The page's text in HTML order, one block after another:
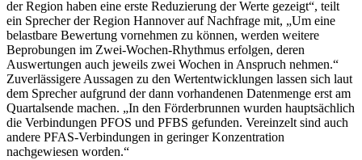
der Region haben eine erste Reduzierung der Werte gezeigt“, teilt
ein Sprecher der Region Hannover auf Nachfrage mit, „Um eine
belastbare Bewertung vornehmen zu können, werden weitere
Beprobungen im Zwei-Wochen-Rhythmus erfolgen, deren
Auswertungen auch jeweils zwei Wochen in Anspruch nehmen.“
Zuverlässigere Aussagen zu den Wertentwicklungen lassen sich laut
dem Sprecher aufgrund der dann vorhandenen Datenmenge erst am
Quartalsende machen. „In den Förderbrunnen wurden hauptsächlich
die Verbindungen PFOS und PFBS gefunden. Vereinzelt sind auch
andere PFAS-Verbindungen in geringer Konzentration
nachgewiesen worden.“